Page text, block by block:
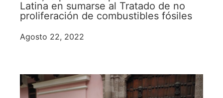
Latina en sumarse al Tratado de no
proliferación de combustibles fósiles
Agosto 22, 2022